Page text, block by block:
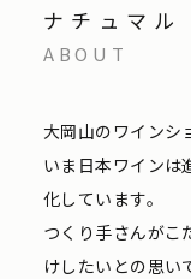
ナチュマル
ABOUT
大岡山のワインシ
いま日本ワインは
化しています。
つくり手さんがこ
けしたいとの思い